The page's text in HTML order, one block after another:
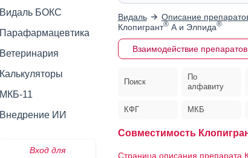
Видаль БОКС
Парафармацевтика
Ветеринария
Калькуляторы
МКБ-11
Внедрение ИИ
Вход для
Видаль Описание
Клопигрант®А и Элпида®
Взаимодействие препаратов
Поиск
По
алфавиту
КФГ МКБ
Совместимость
Страница описания препарата